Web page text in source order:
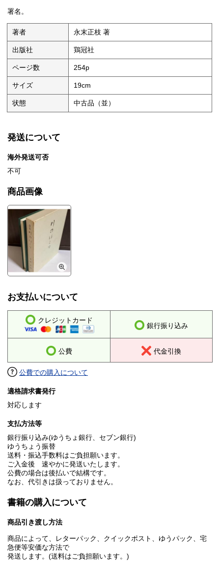
署名。
著者 永末正枝 著
出版社 鶏冠社
ページ数 254p
サイズ 19cm
状態 中古品（並）
発送について
海外発送可否
不可
商品画像
お支払いについて
クレジットカード
銀行振り込み
公費 代金引換
公費での購入について
適格請求書発行
対応します
支払方法等
銀行振り込み(ゆうちょ銀行、セブン銀行)
ゆうちょう振替
送料・振込手数料はご負担願います。
ご入金後 速やかに発送いたします。
公費の場合は後払いで結構です。
なお、代引きは扱っておりません。
書籍の購入について
商品引き渡し方法
商品によって、レターパック、クイックポスト、ゆうパック、宅
急便等安価な方法で
発送します。(送料はご負担願います。)